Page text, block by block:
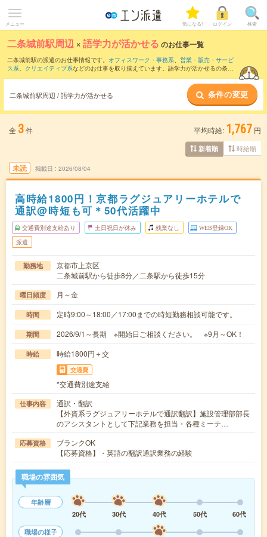
メニュー 気になる! ログイン 検索
二条城前駅周辺 ×語学力が活かせる のお仕事一覧
二条城前駅の派遣のお仕事情報です。 オフィスワーク・事務系、 営業・販売・サービ
ス系、 クリエイティブ系などのお仕事を取り揃えています。語学力が活かせるの条件
二条城前駅周辺 / 語学力が活かせる 条件の変更
全 3件 平均時給: 1,767 円
新着順 時給順
未読 掲載日 2026/08/04
高時給1800円！京都ラグジュアリーホテルで
通訳@時短も可＊50代活躍中
交通費別途支給あり 土日祝日が休み 残業なし WEB登録OK
派遣
勤務地
京都市上京区
二条城前駅から徒歩8分／二条駅から徒歩15分
曜日頻度 月～金
時間 定時9:00～18:00／17:00までの時短勤務相談可能です。
期間 2026/9/1～長期 ※開始日ご相談ください。 ※9月～OK！
時給 時給1800円＋交
交通費
*交通費別途支給
仕事内容
通訳・翻訳
【外資系ラグジュアリーホテルで通訳翻訳】施設管理部部長
のアシスタントとして下記業務を担当・各種ミーテ…
応募資格
ブランクOK
【応募資格】・英語の翻訳通訳業務の経験
職場の雰囲気
年齢層
20代
30代 40代 50代
60代
職場の様子